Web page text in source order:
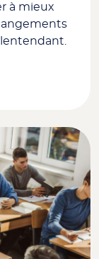
à mieux